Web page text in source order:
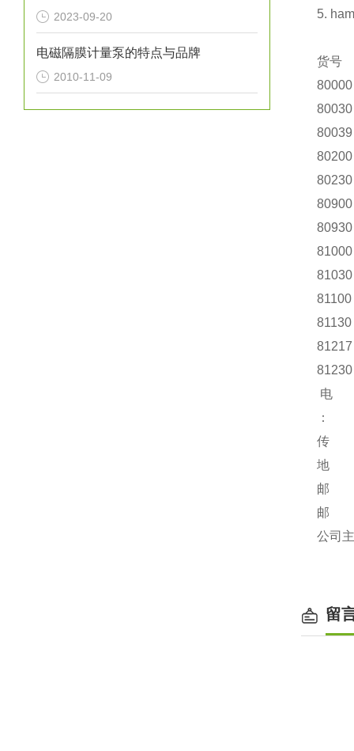
2023-09-20
电磁隔膜计量泵的特点与品牌
2010-11-09
5.
货号
80000
80030
80039
80200
80230
80900
80930
81000
81030
81100
81130
81217
81230
电
：
传 真
地 址
邮
邮
公司
留